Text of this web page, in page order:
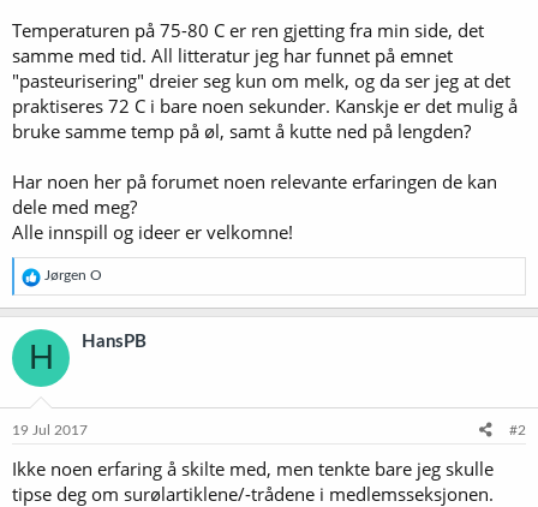
Temperaturen på 75-80 C er ren gjetting fra min side, det
samme med tid. All litteratur jeg har funnet på emnet
"pasteurisering" dreier seg kun om melk, og da ser jeg at det
praktiseres 72 C i bare noen sekunder. Kanskje er det mulig å
bruke samme temp på øl, samt å kutte ned på lengden?
Har noen her på forumet noen relevante erfaringen de kan
dele med meg?
Alle innspill og ideer er velkomne!
R
e
a
k
o
e
:
Jørgen O
H HansPB
19 Jul 2017 #2
Ikke noen erfaring å skilte med, men tenkte bare jeg skulle
tipse deg om surølartiklene/-trådene i medlemsseksjonen.